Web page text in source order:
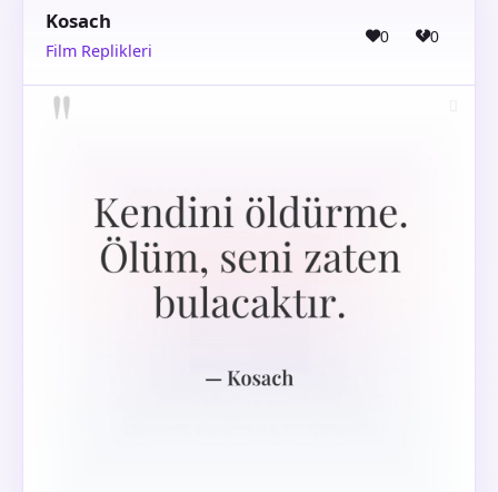
Kosach
Film Replikleri
0 0